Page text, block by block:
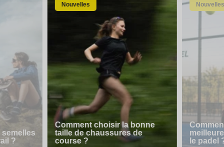
?
Nouvelles
Comment choisir la bonne
taille de chaussures de
course ?
Nouvelles
le padel